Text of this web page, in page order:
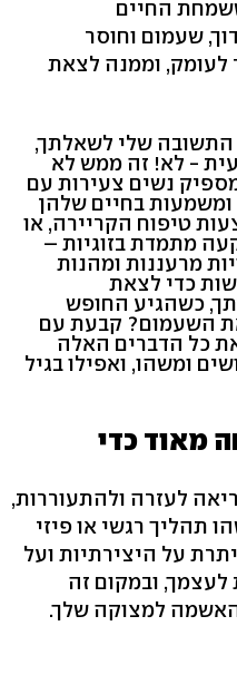
החיים
שעמום וחוסר
לעומק, וממנה לצאת
התשובה שלי לשאלתך,
- לא! זה ממש לא
נשים צעירות עם
ומשמעות בחיים שלהן
טיפוח הקריירה, או
מתמדת בזוגיות –
מרעננות ומהנות
כדי לצאת
כשהגיע החופש
השעמום? קבעת עם
כל הדברים האלה
גם בגיל 30 שלושים ומשהו, ואפילו בגיל
מאוד כדי
לעזרה ולהתעוררות,
תהליך רגשי או פיזי
על היצירתיות ועל
לעצמך, ובמקום זה
למצוקה שלך.